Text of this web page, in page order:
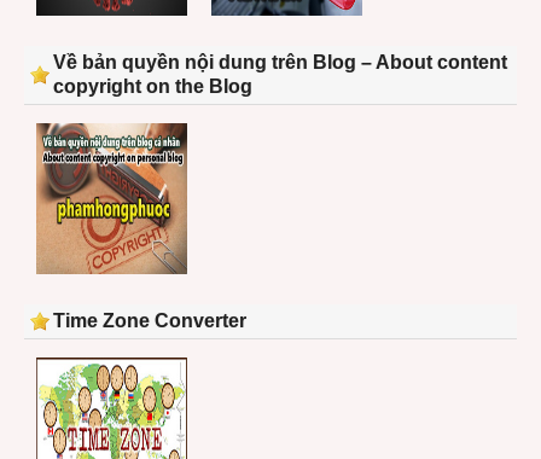
Về bản quyền nội dung trên Blog – About content
copyright on the Blog
Time Zone Converter